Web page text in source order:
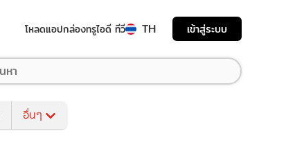
โหลดแอปกล่องทรูไอดี ทีวี TH เข้าสู่ระบบ
อื่นๆ